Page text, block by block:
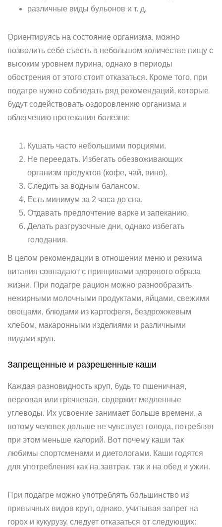
различные виды бульонов и т. д.
Ориентируясь на состояние организма, можно
позволить себе съесть в небольшом количестве пищу с
высоким уровнем пурина, однако в периоды
обострения от этого стоит отказаться. Кроме того, при
подагре нужно соблюдать ряд рекомендаций, которые
будут содействовать оздоровлению организма и
облегчению протекания болезни:
Кушать часто небольшими порциями.
Не переедать. Избегать обезвоживающих
организм продуктов (кофе, чай, вино).
Следить за водным балансом.
Есть минимум за 2 часа до сна.
Отдавать предпочтение варке и запеканию.
Делать разгрузочные дни, однако избегать
голодания.
В целом рекомендации в отношении меню и режима
питания совпадают с принципами здорового образа
жизни. При подагре рацион можно разнообразить
нежирными молочными продуктами, яйцами, свежими
овощами, блюдами из картофеля, бездрожжевым
хлебом, макаронными изделиями и различными
видами круп.
Запрещенные и разрешенные каши
Каждая разновидность круп, будь то пшеничная,
перловая или гречневая, содержит медленные
углеводы. Их усвоение занимает больше времени, а
потому человек дольше не чувствует голода, потребляя
при этом меньше калорий. Вот почему каши так
любимы спортсменами и диетологами. Каши годятся
для употребления как на завтрак, так и на обед и ужин.
При подагре можно употреблять большинство из
привычных видов круп, однако, учитывая запрет на
горох и кукурузу, следует отказаться от следующих: